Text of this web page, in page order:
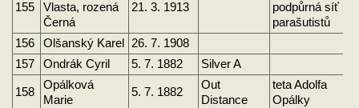
155
Vlasta, rozená
Černá
21. 3. 1913
podpůrná síť
parašutistů
156
Olšanský Karel
26. 7. 1908
157
Ondrák Cyril 5. 7. 1882 Silver A
158
Opálková
Marie
5. 7. 1882
Out
Distance
teta Adolfa
Opálky